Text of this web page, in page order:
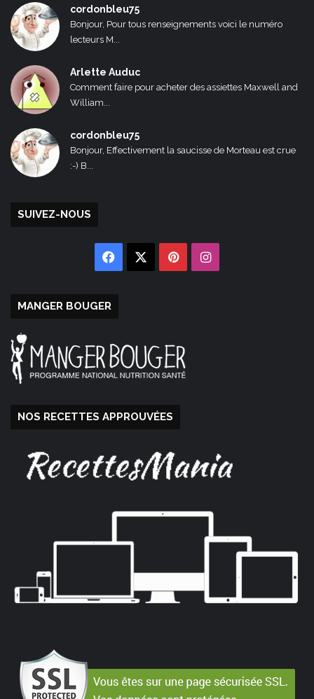
cordonbleu75
Bonjour, Pour tous renseignements voici le numéro
lecteurs M...
Arlette Auduc
Comment faire pour acheter des assiettes Maxwell and
William...
cordonbleu75
Bonjour, Effectivement la saucisse de Morteau est crue
:-) B...
SUIVEZ-NOUS
Facebook PinterestInstagram
MANGER BOUGER
NOS RECETTES APPROUVÉES